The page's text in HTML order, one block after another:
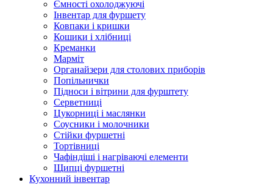
Ємності охолоджуючі
Інвентар для фуршету
Ковпаки і кришки
Кошики і хлібниці
Креманки
Марміт
Органайзери для столових приборів
Попільнички
Підноси і вітрини для фурштету
Серветниці
Цукорниці і маслянки
Соусники і молочники
Стійки фуршетні
Тортівниці
Чафіндіші і нагріваючі елементи
Щипці фуршетні
Кухонний інвентар